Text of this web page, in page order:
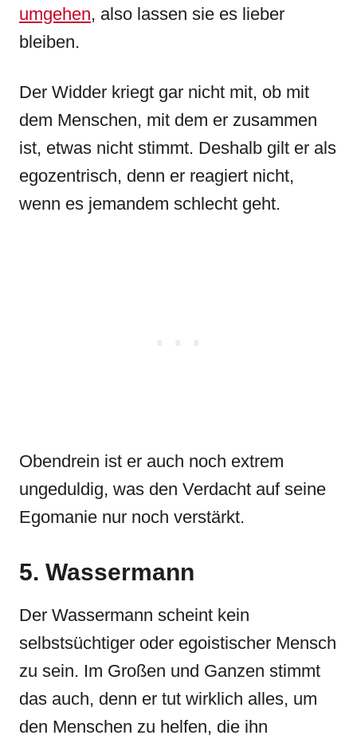
umgehen, also lassen sie es lieber
bleiben.
Der Widder kriegt gar nicht mit, ob mit
dem Menschen, mit dem er zusammen
ist, etwas nicht stimmt. Deshalb gilt er als
egozentrisch, denn er reagiert nicht,
wenn es jemandem schlecht geht.
Obendrein ist er auch noch extrem
ungeduldig, was den Verdacht auf seine
Egomanie nur noch verstärkt.
5. Wassermann
Der Wassermann scheint kein
selbstsüchtiger oder egoistischer Mensch
zu sein. Im Großen und Ganzen stimmt
das auch, denn er tut wirklich alles, um
den Menschen zu helfen, die ihn